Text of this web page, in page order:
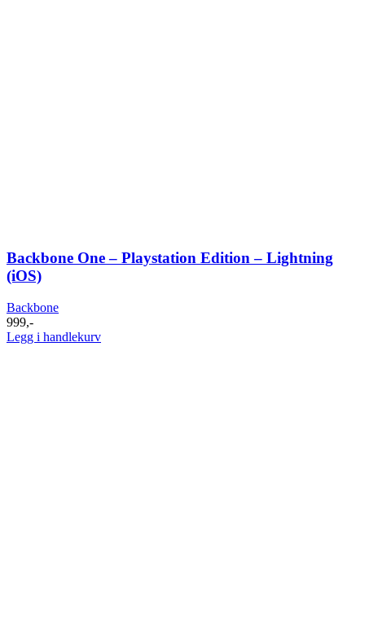
Backbone One – Playstation Edition – Lightning
(iOS)
Backbone
999,-
Legg i handlekurv